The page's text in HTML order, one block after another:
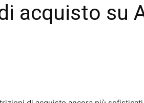
acquisto su